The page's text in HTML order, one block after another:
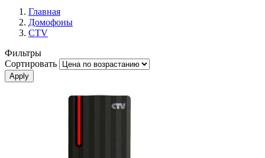
Главная
Домофоны
CTV
Фильтры
Сортировать